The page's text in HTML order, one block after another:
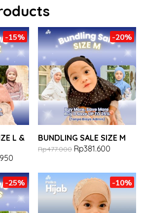
-15%
L &
-20%
BUNDLING SALE SIZE M
Rp477.000 Rp381.600
-25% -10%